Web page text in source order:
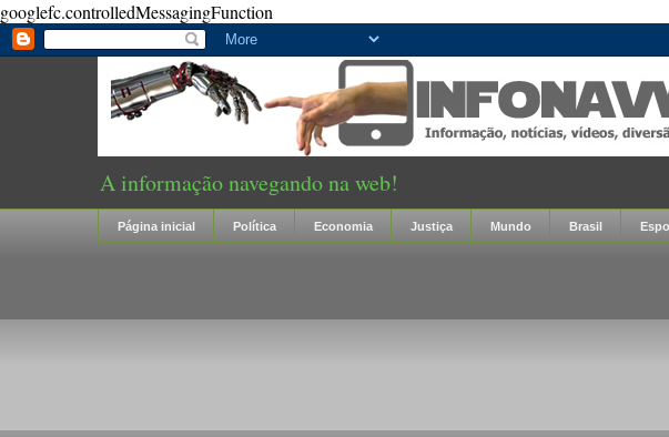
googlefc.controlledMessagingFunction
A informação navegando na web!
Página inicial Política Economia Justiça Mundo Brasil